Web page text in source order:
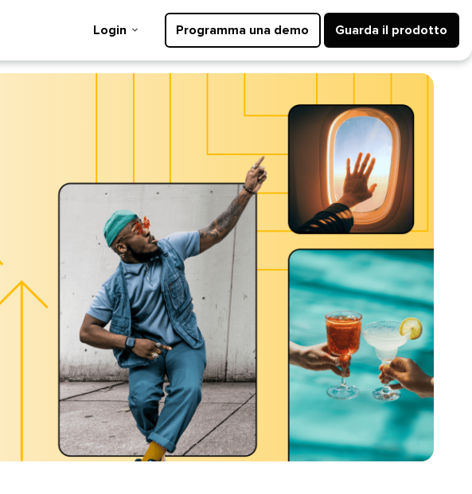
Login​​ Programma una demo​​ Guarda il prodotto​​